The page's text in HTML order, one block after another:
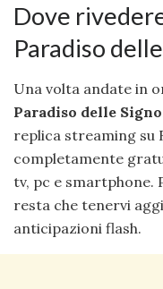
Dove
Paradiso
Una volta andate in
Paradiso delle
replica streaming su
completamente
tv, pc e smartphone.
resta che tenervi
anticipazioni flash.